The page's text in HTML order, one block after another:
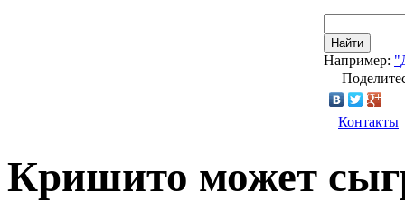
Найти
Например:
Контакты
Кришито может